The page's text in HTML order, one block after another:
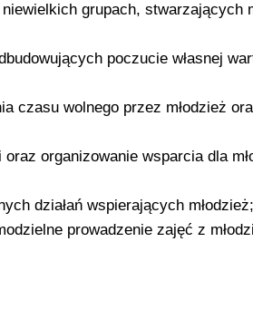
grupach, stwarzających
poczucie własnej
czasu wolnego przez młodzież
organizowanie wsparcia dla
działań wspierających młodzież;
prowadzenie zajęć z